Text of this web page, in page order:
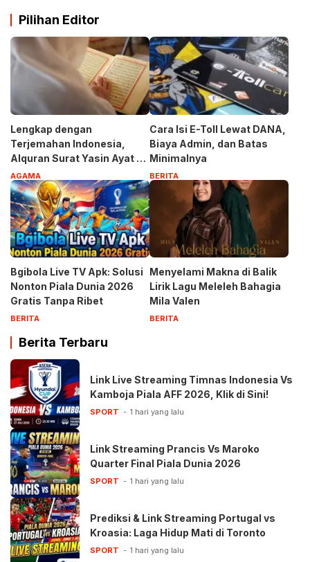
Pilihan Editor
Lengkap dengan
Terjemahan Indonesia,
Alquran Surat Yasin Ayat 1-
83
AGAMA
Cara Isi E-Toll Lewat DANA,
Biaya Admin, dan Batas
Minimalnya
BERITA
Bgibola Live TV Apk: Solusi
Nonton Piala Dunia 2026
Gratis Tanpa Ribet
BERITA
Menyelami Makna di Balik
Lirik Lagu Meleleh Bahagia
Mila Valen
BERITA
Berita Terbaru
Link Live Streaming Timnas Indonesia Vs
Kamboja Piala AFF 2026, Klik di Sini!
SPORT 1 hari yang lalu
Link Streaming Prancis Vs Maroko
Quarter Final Piala Dunia 2026
SPORT 1 hari yang lalu
Prediksi & Link Streaming Portugal vs
Kroasia: Laga Hidup Mati di Toronto
SPORT 1 hari yang lalu